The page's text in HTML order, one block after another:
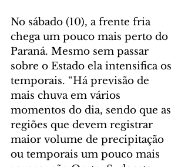
No sábado (10), a frente fria
chega um pouco mais perto do
Paraná. Mesmo sem passar
sobre o Estado ela intensifica os
temporais. “Há previsão de
mais chuva em vários
momentos do dia, sendo que as
regiões que devem registrar
maior volume de precipitação
ou temporais um pouco mais